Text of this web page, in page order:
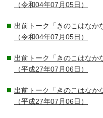
（令和04年07月05日）
出前トーク「きのこはなか
（令和04年07月05日）
出前トーク「きのこはなか
（平成27年07月06日）
出前トーク「きのこはなか
（平成27年07月06日）